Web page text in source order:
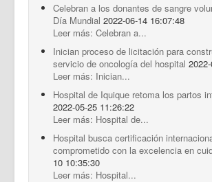
Celebran a los donantes de sangre
Día Mundial 2022-06-14 16:07:48
Leer más: Celebran a...
Inician proceso de licitación para
servicio de oncología del hospital
Leer más: Inician...
Hospital de Iquique retoma los partos
2022-05-25 11:26:22
Leer más: Hospital de...
Hospital busca certificación
comprometido con la excelencia en
10 10:35:30
Leer más: Hospital...